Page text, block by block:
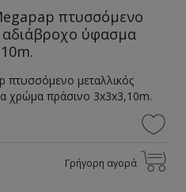
πτυσσόμενο
αδιάβροχο ύφασμα
πτυσσόμενο μεταλλικός
χρώμα πράσινο 3x3x3,10m.
Γρήγορη αγορά